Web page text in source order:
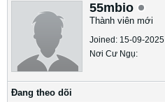
55mbio
Thành viên mới
Joined: 15-09-2025
Nơi Cư Ngụ:
Ðang theo dõi